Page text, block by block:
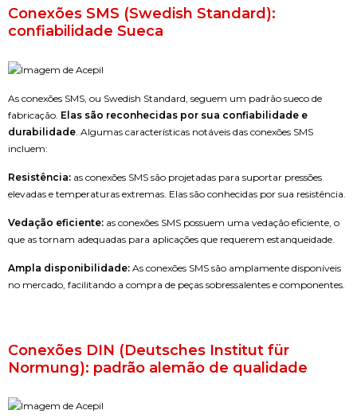
Conexões SMS (Swedish Standard):
confiabilidade Sueca
As conexões SMS, ou Swedish Standard, seguem um padrão sueco de
fabricação. Elas são reconhecidas por sua confiabilidade e
durabilidade . Algumas características notáveis das conexões SMS
incluem:
Resistência: as conexões SMS são projetadas para suportar pressões
elevadas e temperaturas extremas. Elas são conhecidas por sua resistência.
Vedação eficiente: as conexões SMS possuem uma vedação eficiente, o
que as tornam adequadas para aplicações que requerem estanqueidade.
Ampla disponibilidade: As conexões SMS são amplamente disponíveis
no mercado, facilitando a compra de peças sobressalentes e componentes.
Conexões DIN (Deutsches Institut für
Normung): padrão alemão de qualidade